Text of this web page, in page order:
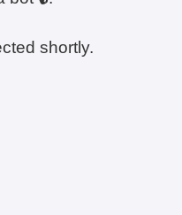
shortly.